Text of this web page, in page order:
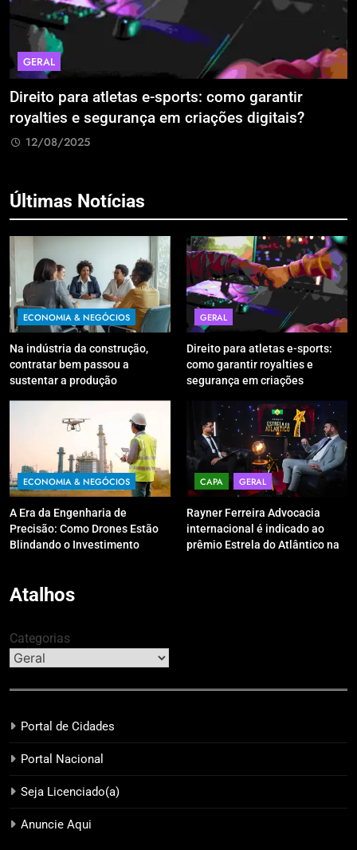
garantir
digitais?
ECONOMIA & NEGÓCIOS
A Era da Engenharia de Precisão:
Estão Blindando o Investimento
Últimas Notícias
ECONOMIA & NEGÓCIOS
Na indústria da construção,
contratar bem passou a
sustentar a produção
GERAL
Direito para atletas e-sports:
como garantir royalties e
segurança em criações
ECONOMIA & NEGÓCIOS
A Era da Engenharia de
Precisão: Como Drones Estão
Blindando o Investimento
CAPA GERAL
Rayner Ferreira Advocacia
internacional é indicado ao
prêmio Estrela do Atlântico na
Atalhos
Categorias
Portal de Cidades
Portal Nacional
Seja Licenciado(a)
Anuncie Aqui